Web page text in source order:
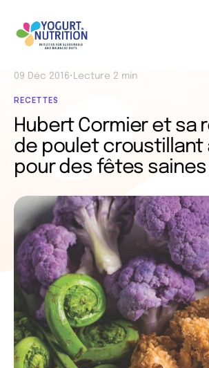
09 Déc 2016• Lecture 2 min
RECETTES
Hubert Cormier et sa
de poulet croustillant
pour des fêtes saines